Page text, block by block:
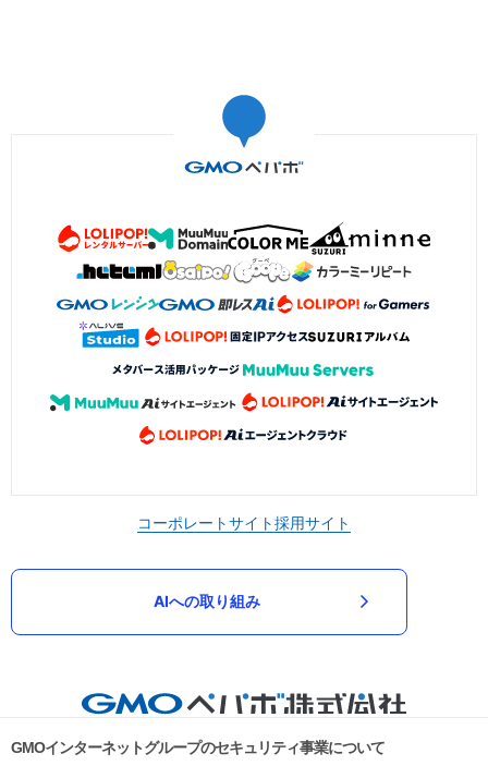
コーポレートサイト採用サイト
AIへの取り組み
GMOインターネットグループのセキュリティ事業について